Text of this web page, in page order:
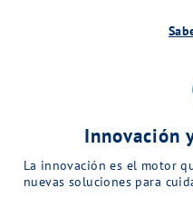
Innovación
La innovación es el motor
nuevas soluciones para